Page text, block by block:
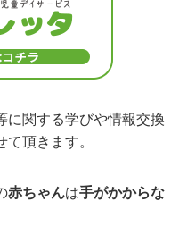
に関する学びや情報交換
頂きます。
赤ちゃんは手がかからな